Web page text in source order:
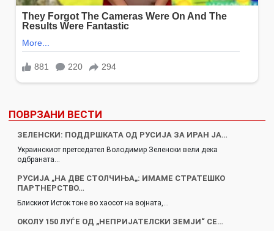
ПОВРЗАНИ ВЕСТИ
ЗЕЛЕНСКИ: ПОДДРШКАТА ОД РУСИЈА ЗА ИРАН ЈА…
Украинскиот претседател Володимир Зеленски вели дека
одбраната…
РУСИЈА „НА ДВЕ СТОЛЧИЊА„: ИМАМЕ СТРАТЕШКО
ПАРТНЕРСТВО…
Блискиот Исток тоне во хаосот на војната,…
ОКОЛУ 150 ЛУЃЕ ОД „НЕПРИЈАТЕЛСКИ ЗЕМЈИ“ СЕ…